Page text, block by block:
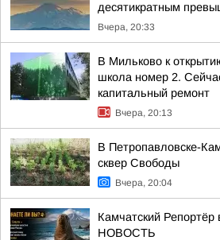
десятикратным
Вчера, 20:33
В Мильково к
школа номер 2.
капитальный ремонт
Вчера, 20:13
В Петропавловске-
сквер Свободы
Вчера, 20:04
Камчатский
НОВОСТЬ